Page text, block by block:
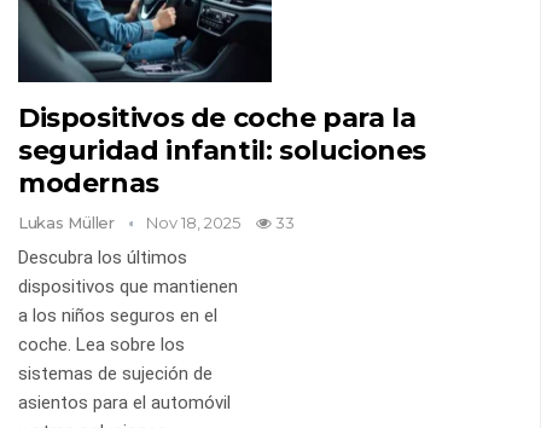
Dispositivos de coche para la
seguridad infantil: soluciones
modernas
Lukas Müller Nov 18, 2025 33
Descubra los últimos
dispositivos que mantienen
a los niños seguros en el
coche. Lea sobre los
sistemas de sujeción de
asientos para el automóvil